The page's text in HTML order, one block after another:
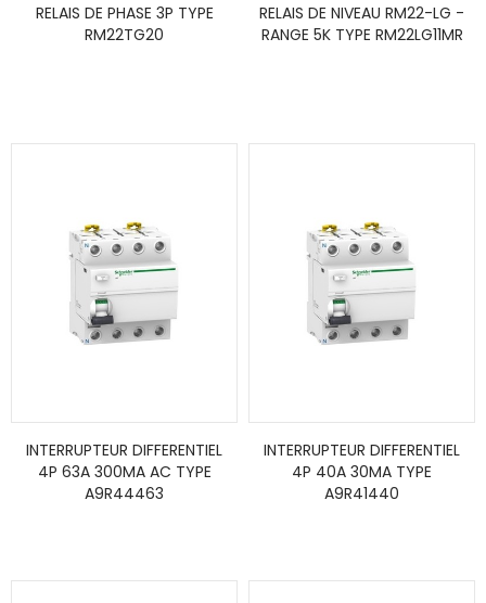
RELAIS DE PHASE 3P TYPE
RM22TG20
RELAIS DE NIVEAU RM22-LG -
RANGE 5K TYPE RM22LG11MR
INTERRUPTEUR DIFFERENTIEL
4P 63A 300MA AC TYPE
A9R44463
INTERRUPTEUR DIFFERENTIEL
4P 40A 30MA TYPE
A9R41440